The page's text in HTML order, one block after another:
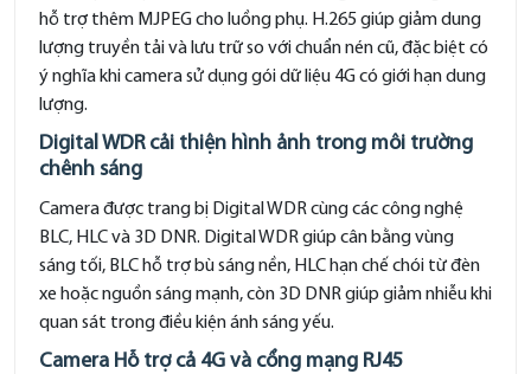
hỗ trợ thêm MJPEG cho luồng phụ. H.265 giúp giảm dung
lượng truyền tải và lưu trữ so với chuẩn nén cũ, đặc biệt có
ý nghĩa khi camera sử dụng gói dữ liệu 4G có giới hạn dung
lượng.
Digital WDR cải thiện hình ảnh trong môi trường
chênh sáng
Camera được trang bị Digital WDR cùng các công nghệ
BLC, HLC và 3D DNR. Digital WDR giúp cân bằng vùng
sáng tối, BLC hỗ trợ bù sáng nền, HLC hạn chế chói từ đèn
xe hoặc nguồn sáng mạnh, còn 3D DNR giúp giảm nhiễu khi
quan sát trong điều kiện ánh sáng yếu.
Camera Hỗ trợ cả 4G và cổng mạng RJ45